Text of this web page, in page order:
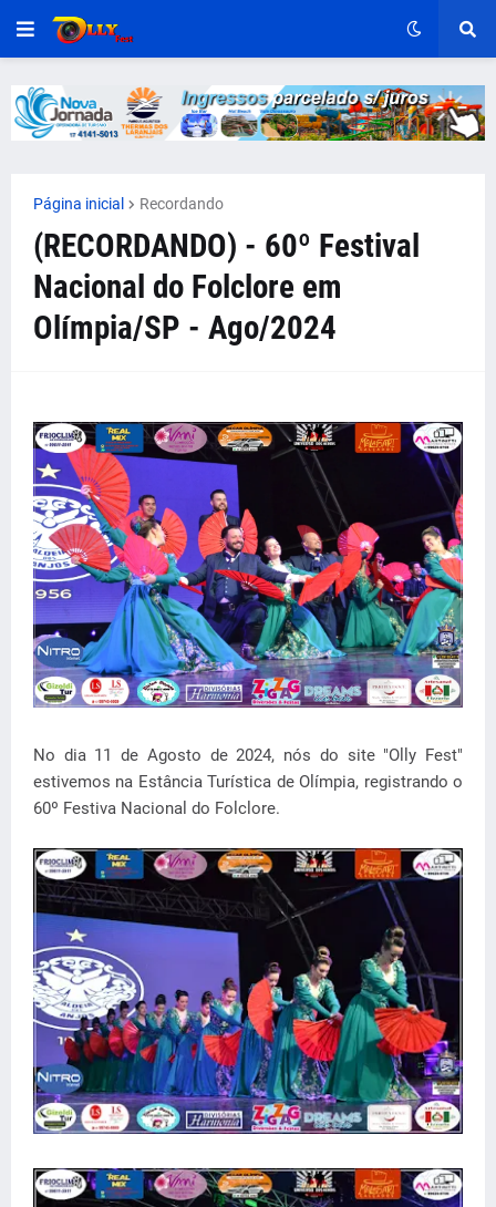
Página inicial Recordando
(RECORDANDO) - 60º Festival
Nacional do Folclore em
Olímpia/SP - Ago/2024
No dia 11 de Agosto de 2024, nós do site "Olly Fest"
estivemos na Estância Turística de Olímpia, registrando o
60º Festiva Nacional do Folclore.